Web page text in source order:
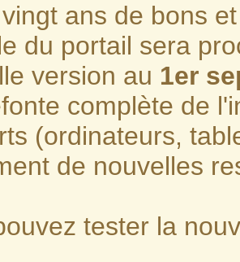
ans de bons
du portail sera
version au 1er
complète de
(ordinateurs,
de nouvelles
tester la